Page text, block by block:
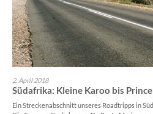
2. April 2018
Südafrika: Kleine Karoo bis
Ein Streckenabschnitt unseres Roadtripps in